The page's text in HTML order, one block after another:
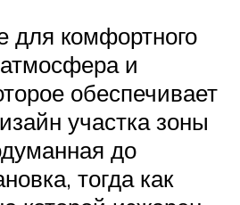
для комфортного
и
обеспечивает
участка зоны
до
тогда как